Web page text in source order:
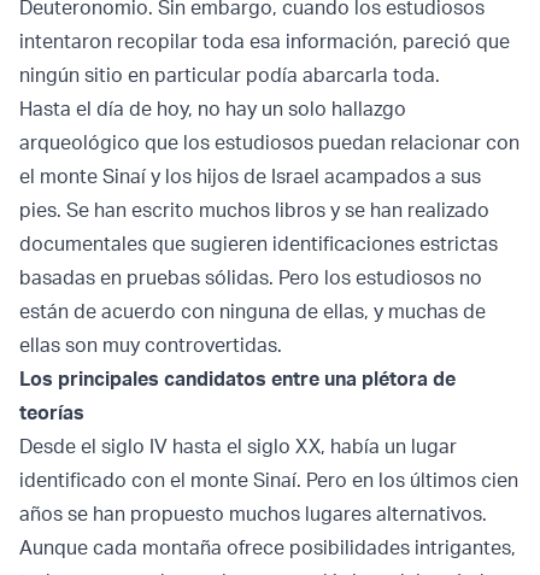
Deuteronomio. Sin embargo, cuando los estudiosos
intentaron recopilar toda esa información, pareció que
ningún sitio en particular podía abarcarla toda.
Hasta el día de hoy, no hay un solo hallazgo
arqueológico que los estudiosos puedan relacionar con
el monte Sinaí y los hijos de Israel acampados a sus
pies. Se han escrito muchos libros y se han realizado
documentales que sugieren identificaciones estrictas
basadas en pruebas sólidas. Pero los estudiosos no
están de acuerdo con ninguna de ellas, y muchas de
ellas son muy controvertidas.
Los principales candidatos entre una plétora de
teorías
Desde el siglo IV hasta el siglo XX, había un lugar
identificado con el monte Sinaí. Pero en los últimos cien
años se han propuesto muchos lugares alternativos.
Aunque cada montaña ofrece posibilidades intrigantes,